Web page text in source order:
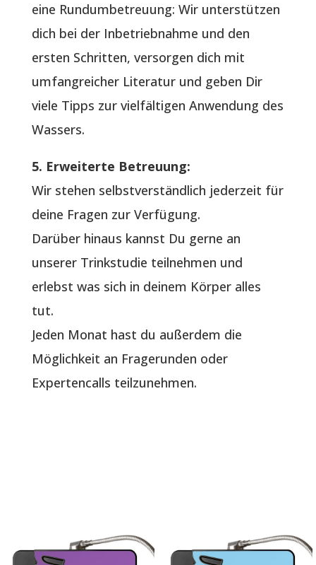
eine Rundumbetreuung: Wir unterstützen
dich bei der Inbetriebnahme und den
ersten Schritten, versorgen dich mit
umfangreicher Literatur und geben Dir
viele Tipps zur vielfältigen Anwendung des
Wassers.
5. Erweiterte Betreuung:
Wir stehen selbstverständlich jederzeit für
deine Fragen zur Verfügung.
Darüber hinaus kannst Du gerne an
unserer Trinkstudie teilnehmen und
erlebst was sich in deinem Körper alles
tut.
Jeden Monat hast du außerdem die
Möglichkeit an Fragerunden oder
Expertencalls teilzunehmen.